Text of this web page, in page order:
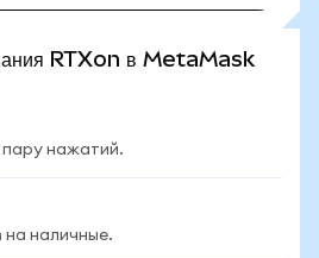
RTXon в MetaMask
пару нажатий.
на наличные.